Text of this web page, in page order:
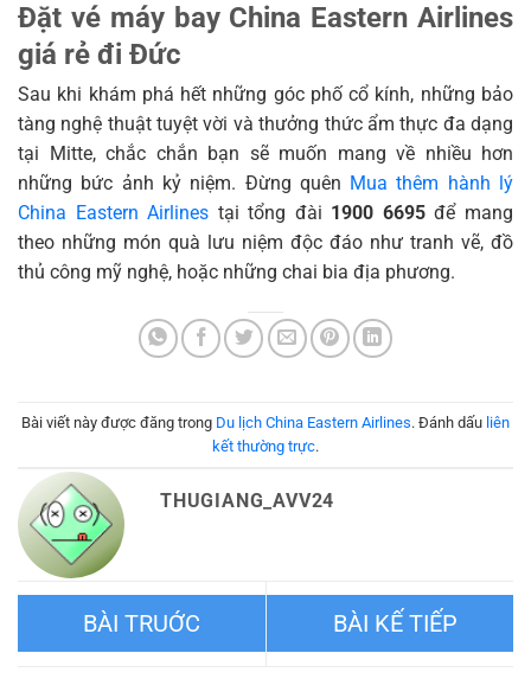
Đặt vé máy bay China Eastern Airlines
giá rẻ đi Đức
Sau khi khám phá hết những góc phố cổ kính, những bảo
tàng nghệ thuật tuyệt vời và thưởng thức ẩm thực đa dạng
tại Mitte, chắc chắn bạn sẽ muốn mang về nhiều hơn
những bức ảnh kỷ niệm. Đừng quên Mua thêm hành lý
China Eastern Airlines tại tổng đài 1900 6695để mang
theo những món quà lưu niệm độc đáo như tranh vẽ, đồ
thủ công mỹ nghệ, hoặc những chai bia địa phương.
Bài viết này được đăng trong Du lịch China Eastern Airlines. Đánh dấu liên
kết thường trực.
THUGIANG_AVV24